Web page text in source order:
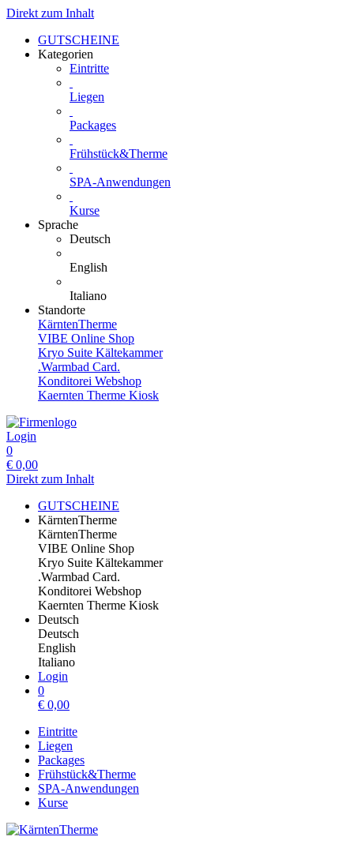
Direkt zum Inhalt
GUTSCHEINE
Kategorien
Eintritte
Liegen
Packages
Frühstück&Therme
SPA-Anwendungen
Kurse
Sprache
Deutsch
English
Italiano
Standorte
KärntenTherme
VIBE Online Shop
Kryo Suite Kältekammer
.Warmbad Card.
Konditorei Webshop
Kaernten Therme Kiosk
Login
0
€ 0,00
Direkt zum Inhalt
GUTSCHEINE
KärntenTherme
KärntenTherme
VIBE Online Shop
Kryo Suite Kältekammer
.Warmbad Card.
Konditorei Webshop
Kaernten Therme Kiosk
Deutsch
Deutsch
English
Italiano
Login
0
€ 0,00
Eintritte
Liegen
Packages
Frühstück&Therme
SPA-Anwendungen
Kurse